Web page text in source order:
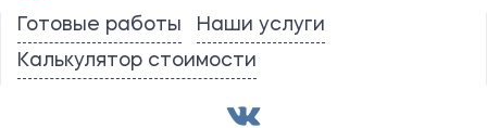
Готовые работы
Наши услуги
Калькулятор стоимости